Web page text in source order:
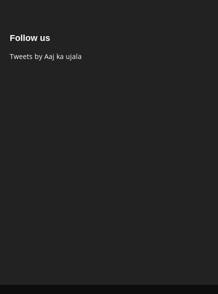
Follow us
Tweets by Aaj ka ujala